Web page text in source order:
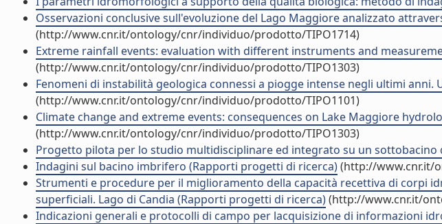
Osservazioni conclusive sull'evoluzione del Lago Maggiore analizzato
(http://www.cnr.it/ontology/cnr/individuo/prodotto/TIPO1714)
Extreme rainfall events: evaluation with different instruments and
(http://www.cnr.it/ontology/cnr/individuo/prodotto/TIPO1303)
Fenomeni di instabilità geologica connessi a piogge intense negli ultimi
(http://www.cnr.it/ontology/cnr/individuo/prodotto/TIPO1101)
Climate change and extreme events: consequences on Lake Maggiore
(http://www.cnr.it/ontology/cnr/individuo/prodotto/TIPO1303)
Progetto pilota per lo studio multidisciplinare ed integrato su un
Indagini sul bacino imbrifero (Rapporti progetti di ricerca)(http://www.cnr.it/
Strumenti e procedure per il miglioramento della capacità recettiva di corpi
superficiali. Lago di Candia (Rapporti progetti di ricerca)(http://www.cnr.it/
Indicazioni generali e protocolli di campo per lacquisizione di informazioni